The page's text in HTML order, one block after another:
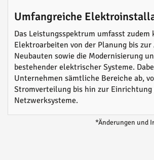
Umfangreiche
Das Leistungsspektrum umfasst zudem
Elektroarbeiten von der Planung bis
Neubauten sowie die Modernisierung
bestehender elektrischer Systeme.
Unternehmen sämtliche Bereiche ab,
Stromverteilung bis hin zur Einrichtung
Netzwerksysteme.
*Änderungen und